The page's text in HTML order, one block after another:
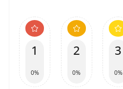
1
0%
2
0%
3
0%